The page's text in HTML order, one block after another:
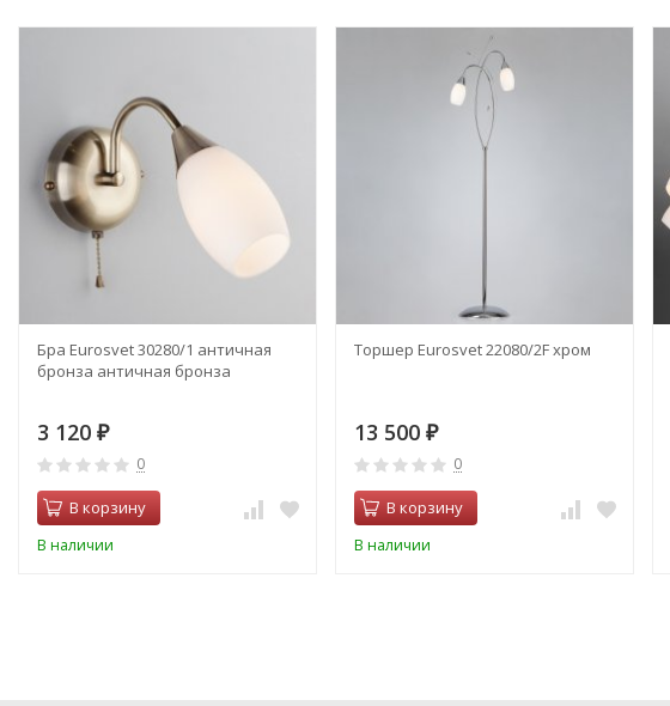
Бра Eurosvet 30280/1 античная
бронза античная бронза
3 120 ₽
0
В корзину
В наличии
Торшер Eurosvet 22080/2F хром
13 500 ₽
0
В корзину
В наличии